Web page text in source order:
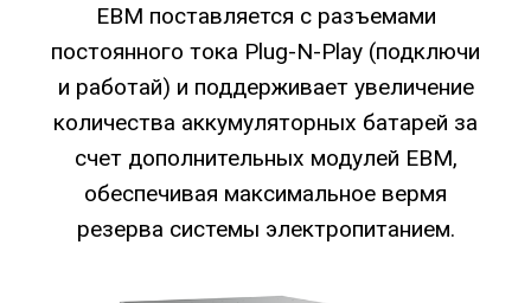
EBM поставляется с разъемами
постоянного тока Plug-N-Play (подключи
и работай) и поддерживает увеличение
количества аккумуляторных батарей за
счет дополнительных модулей EBM,
обеспечивая максимальное вермя
резерва системы электропитанием.